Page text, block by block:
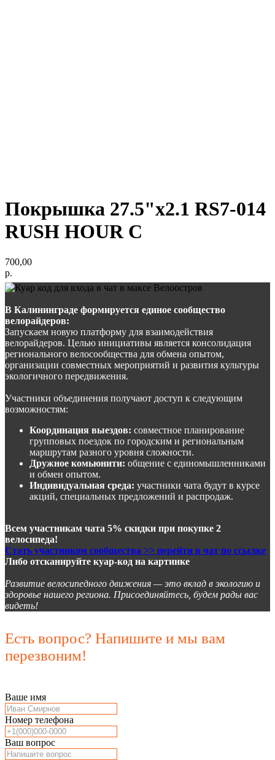
Покрышка 27.5"х2.1 RS7-014
RUSH HOUR С
700,00
р.
В Калининграде формируется единое сообщество
велорайдеров:
Запускаем новую платформу для взаимодействия
велорайдеров. Целью инициативы является консолидация
регионального велосообщества для обмена опытом,
организации совместных мероприятий и развития культуры
экологичного передвижения.
Участники объединения получают доступ к следующим
возможностям:
Координация выездов: совместное планирование
групповых поездок по городским и региональным
маршрутам разного уровня сложности.
Дружное комьюнити: общение с единомышленниками
и обмен опытом.
Индивидуальная среда: участники чата будут в курсе
акций, специальных предложений и распродаж.
Всем участникам чата 5% скидки при покупке 2
велосипеда!
Стать участником сообщества >> перейти в чат по ссылке
Либо отсканируйте куар-код на картинке
Развитие велосипедного движения — это вклад в экологию и
здоровье нашего региона. Присоединяйтесь, будем рады вас
видеть!
Есть вопрос? Напишите и мы вам
перезвоним!
Ваше имя
Номер телефона
Ваш вопрос